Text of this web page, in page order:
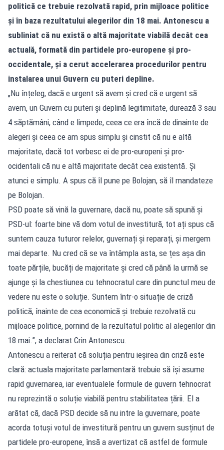
politică ce trebuie rezolvată rapid, prin mijloace politice
și în baza rezultatului alegerilor din 18 mai. Antonescu a
subliniat că nu există o altă majoritate viabilă decât cea
actuală, formată din partidele pro-europene și pro-
occidentale, și a cerut accelerarea procedurilor pentru
instalarea unui Guvern cu puteri depline.
„Nu înțeleg, dacă e urgent să avem și cred că e urgent să
avem, un Guvern cu puteri și deplină legitimitate, durează 3 sau
4 săptămâni, când e limpede, ceea ce era încă de dinainte de
alegeri și ceea ce am spus simplu și cinstit că nu e altă
majoritate, dacă tot vorbesc ei de pro-europeni și pro-
ocidentali că nu e altă majoritate decât cea existentă. Și
atunci e simplu. A spus că îl pune pe Bolojan, să îl mandateze
pe Bolojan.
PSD poate să vină la guvernare, dacă nu, poate să spună și
PSD-ul: foarte bine vă dom votul de investitură, tot ați spus că
suntem cauza tuturor relelor, guvernați și reparați, și mergem
mai departe. Nu cred că se va întâmpla asta, se țes așa din
toate părțile, bucăți de majoritate și cred că până la urmă se
ajunge și la chestiunea cu tehnocratul care din punctul meu de
vedere nu este o soluție. Suntem într-o situație de criză
politică, înainte de cea economică și trebuie rezolvată cu
mijloace politice, pornind de la rezultatul politic al alegerilor din
18 mai.”, a declarat Crin Antonescu.
Antonescu a reiterat că soluția pentru ieșirea din criză este
clară: actuala majoritate parlamentară trebuie să își asume
rapid guvernarea, iar eventualele formule de guvern tehnocrat
nu reprezintă o soluție viabilă pentru stabilitatea țării. El a
arătat că, dacă PSD decide să nu intre la guvernare, poate
acorda totuși votul de investitură pentru un guvern susținut de
partidele pro-europene, însă a avertizat că astfel de formule